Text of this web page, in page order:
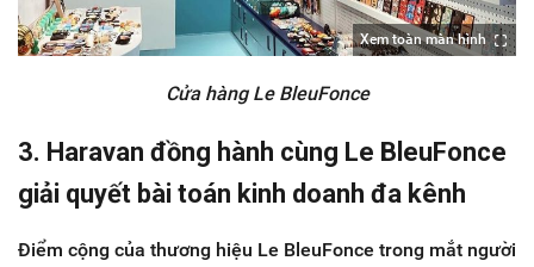
Xem toàn màn hình
Cửa hàng Le BleuFonce
3. Haravan đồng hành cùng Le BleuFonce
giải quyết bài toán kinh doanh đa kênh
Điểm cộng của thương hiệu Le BleuFonce trong mắt người